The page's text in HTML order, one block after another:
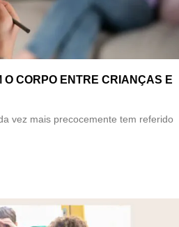
O CORPO ENTRE CRIANÇAS E
vez mais precocemente tem referido